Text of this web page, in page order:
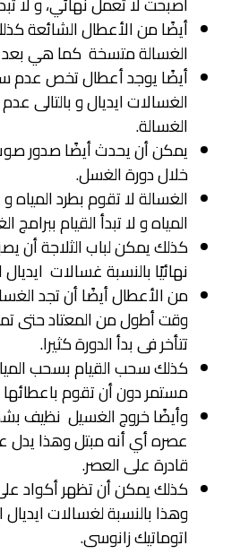
أيضًا من الأعطال الشائعة
الغسالة متسخة كما هي بعد
أيضًا يوجد أعطال تخص عدم
الغسالات ايديال و بالتالى
الغسالة.
يمكن أن يحدث أيضًا صدور
خلال دورة الغسل.
الغسالة لا تقوم بطرد المياه
المياه و لا تبدأ القيام ببرامج
كذلك يمكن لباب الثلاجة أن
نهائيًا بالنسبة غسالات ايديال
من الأعطال أيضًا أن تجد
وقت أطول من المعتاد حتى تملأ
تتأخر فى بدأ الدورة كثيرا.
كذلك سحب القيام بسحب
مستمر دون أن تقوم باعطائها
وأيضًا خروج الغسيل نظيف
عصره أي أنه مبتل وهذا يدل
قادرة على العصر.
كذلك يمكن أن تظهر أكواد
وهذا بالنسبة لغسالات
اتوماتيك زانوسى.